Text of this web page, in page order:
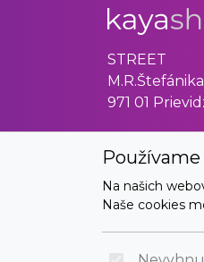
Na našich
Naše cookies
STREET
971 01